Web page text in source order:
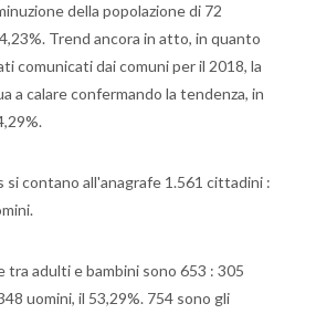
della popolazione di 72
Trend ancora in atto, in quanto
comunicati dai comuni per il 2018, la
a calare confermando la tendenza, in
si contano all'anagrafe 1.561 cittadini :
tra adulti e bambini sono 653 : 305
uomini, il 53,29%. 754 sono gli